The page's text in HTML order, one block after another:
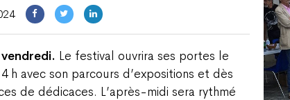
Le festival ouvrira ses portes le
h avec son parcours d’expositions et dès
de dédicaces. L’après-midi sera rythmé